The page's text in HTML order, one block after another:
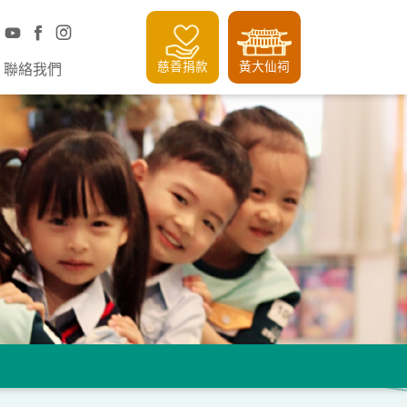
聯絡我們 慈善捐款 黃大仙祠